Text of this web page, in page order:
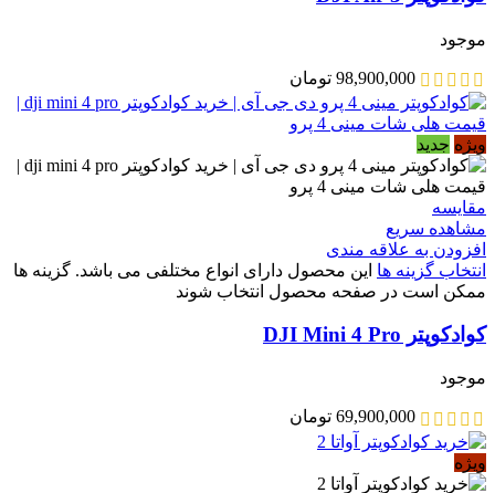
موجود
98,900,000 تومان
ویژه جدید
مقایسه
مشاهده سریع
افزودن به علاقه مندی
انتخاب گزینه ها این محصول دارای انواع مختلفی می باشد. گزینه ها
ممکن است در صفحه محصول انتخاب شوند
کوادکوپتر DJI Mini 4 Pro
موجود
69,900,000 تومان
ویژه